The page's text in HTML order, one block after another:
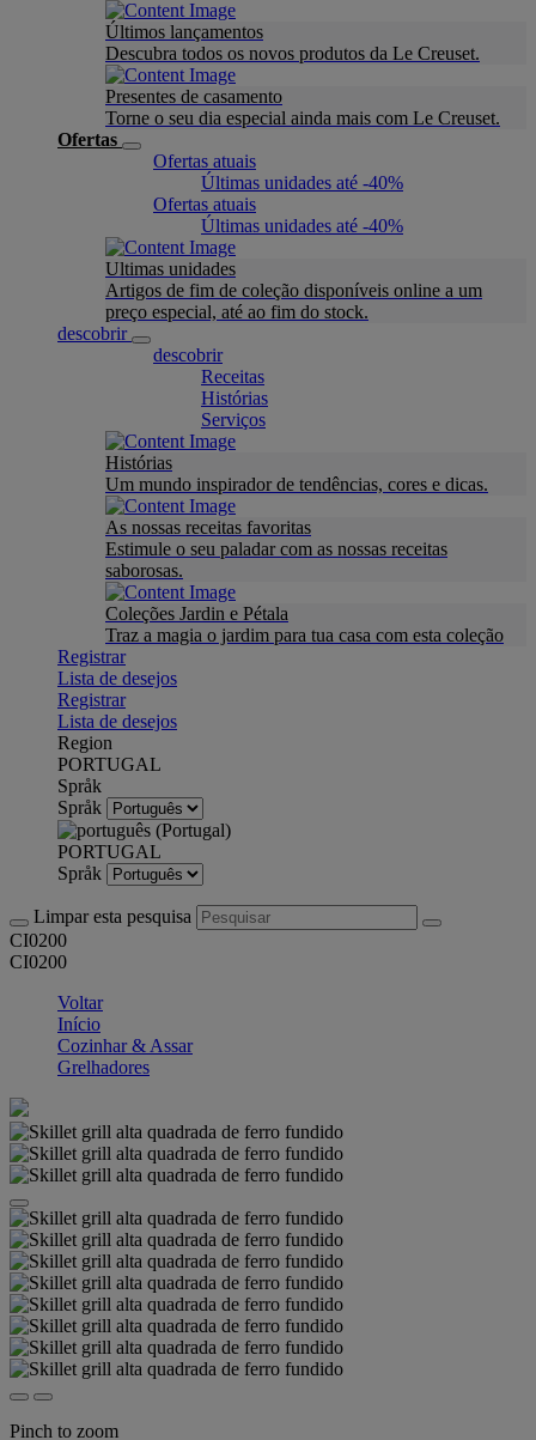
Últimos lançamentos
Descubra todos os novos produtos da Le Creuset.
Presentes de casamento
Torne o seu dia especial ainda mais com Le Creuset.
Ofertas
Ofertas atuais
Últimas unidades até -40%
Ofertas atuais
Últimas unidades até -40%
Ultimas unidades
Artigos de fim de coleção disponíveis online a um
preço especial, até ao fim do stock.
descobrir
descobrir
Receitas
Histórias
Serviços
Histórias
Um mundo inspirador de tendências, cores e dicas.
As nossas receitas favoritas
Estimule o seu paladar com as nossas receitas
saborosas.
Coleções Jardin e Pétala
Traz a magia o jardim para tua casa com esta coleção
Registrar
Lista de desejos
Registrar
Lista de desejos
Region
PORTUGAL
Språk
Språk
PORTUGAL
Språk
Limpar esta pesquisa
CI0200
CI0200
Voltar
Início
Cozinhar & Assar
Grelhadores
Pinch to zoom